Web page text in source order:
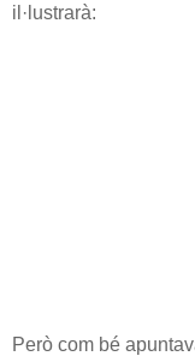
il·lustrarà:
Però com bé